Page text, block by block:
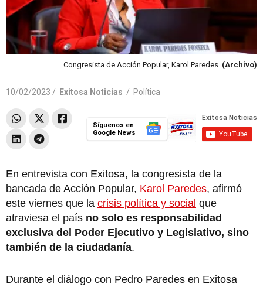
Congresista de Acción Popular, Karol Paredes. (Archivo)
10/02/2023 / Exitosa Noticias / Política
Síguenos en
Google News
En entrevista con Exitosa, la congresista de la
bancada de Acción Popular, Karol Paredes, afirmó
este viernes que la crisis política y social que
atraviesa el país no solo es responsabilidad
exclusiva del Poder Ejecutivo y Legislativo, sino
también de la ciudadanía.
Durante el diálogo con Pedro Paredes en Exitosa